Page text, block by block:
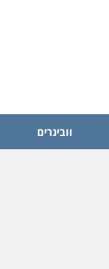
וובינרים